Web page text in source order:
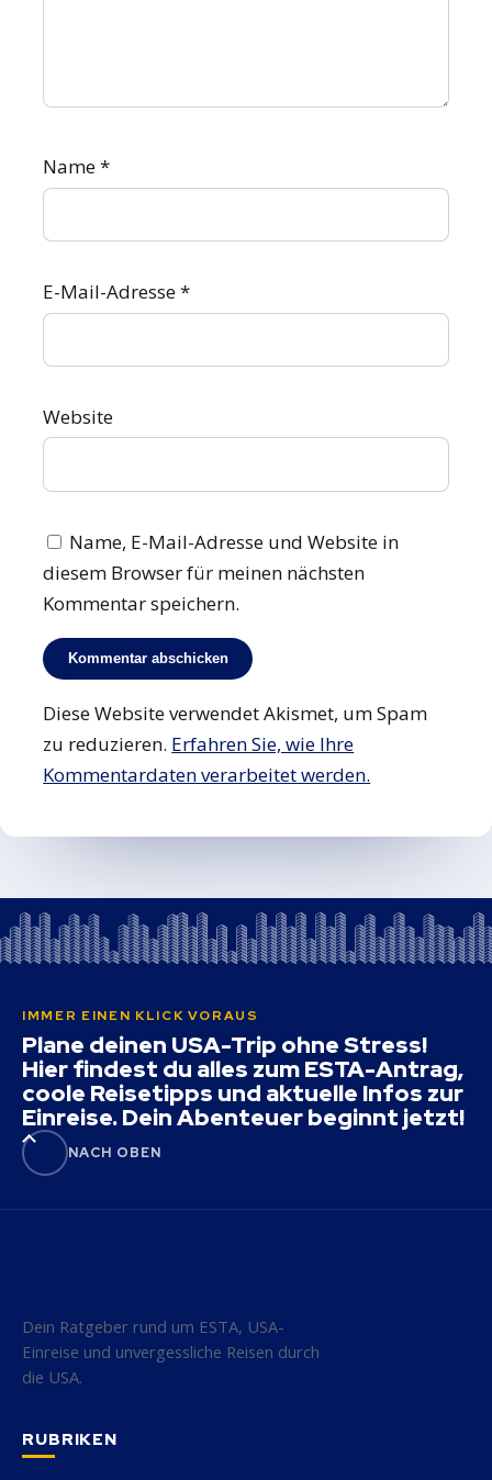
Name*
E-Mail-Adresse*
Website
Name, E-Mail-Adresse und Website in
diesem Browser für meinen nächsten
Kommentar speichern.
Diese Website verwendet Akismet, um Spam
zu reduzieren. Erfahren Sie, wie Ihre
Kommentardaten verarbeitet werden.
IMMER EINEN KLICK VORAUS
Plane deinen USA-Trip ohne Stress!
Hier findest du alles zum ESTA-Antrag,
coole Reisetipps und aktuelle Infos zur
Einreise. Dein Abenteuer beginnt jetzt!
NACH OBEN
Dein Ratgeber rund um ESTA, USA-
Einreise und unvergessliche Reisen durch
die USA.
RUBRIKEN